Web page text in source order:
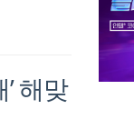
해맞